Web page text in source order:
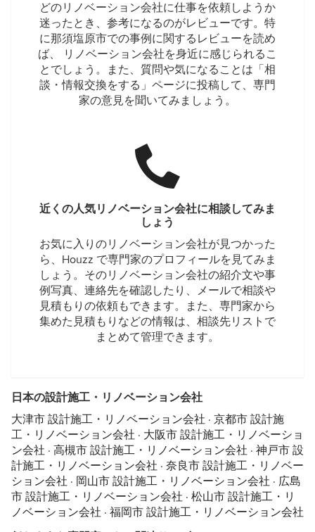
どのリノベーション会社に仕事を依頼しようか
迷ったとき、参考になるのがレビューです。特
に那須塩原市での事例に関するレビューを読め
ば、 リノベーション会社を身近に感じられるこ
とでしょう。また、質問や気になることは「相
談・情報交換をする」ページに投稿して、専門
家の意見を聞いてみましょう。
近くの人気リノベーション会社に相談してみま
しょう
お気に入りのリノベーション会社が見つかった
ら、Houzz で専門家のプロフィールを見てみま
しょう。そのリノベーション会社の紹介文や事
例写真、連絡先を確認したり、メールで相談や
見積もりの依頼もできます。また、専門家から
集めた見積もりなどの情報は、相談先リストで
まとめて管理できます。
日本の設計施工・リノベーション会社
大津市 設計施工・リノベーション会社 · 京都市 設計施
工・リノベーション会社 · 大阪市 設計施工・リノベーショ
ン会社 · 高槻市 設計施工・リノベーション会社 · 神戸市 設
計施工・リノベーション会社 · 奈良市 設計施工・リノベー
ション会社 · 岡山市 設計施工・リノベーション会社 · 広島
市 設計施工・リノベーション会社 · 松山市 設計施工・リ
ノベーション会社 · 福岡市 設計施工・リノベーション会社